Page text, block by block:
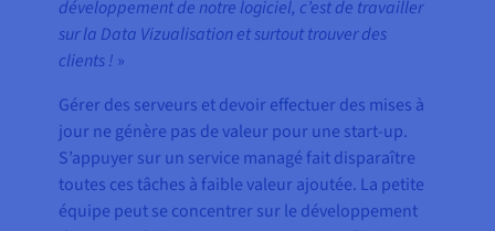
développement de notre logiciel, c’est de travailler
sur la Data Vizualisation et surtout trouver des
clients ! »
Gérer des serveurs et devoir effectuer des mises à
jour ne génère pas de valeur pour une start-up.
S’appuyer sur un service managé fait disparaître
toutes ces tâches à faible valeur ajoutée. La petite
équipe peut se concentrer sur le développement